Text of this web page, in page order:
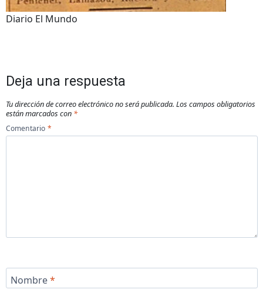
Diario El Mundo
Deja una respuesta
Tu dirección de correo electrónico no será publicada. Los campos obligatorios
están marcados con *
Comentario *
Nombre*